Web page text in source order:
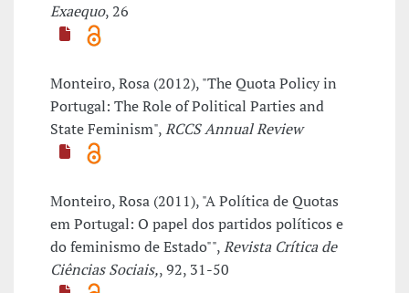
Exaequo, 26
Monteiro, Rosa (2012), "The Quota Policy in
Portugal: The Role of Political Parties and
State Feminism",RCCS Annual Review
Monteiro, Rosa (2011), "A Política de Quotas
em Portugal: O papel dos partidos políticos e
do feminismo de Estado"",Revista Crítica de
Ciências Sociais,, 92, 31-50